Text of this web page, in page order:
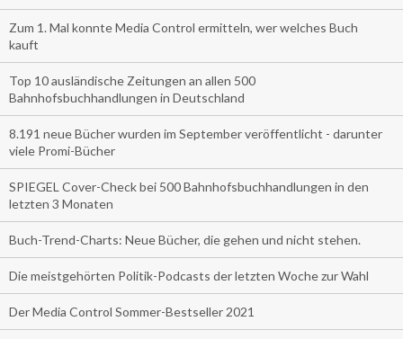
Zum 1. Mal konnte Media Control ermitteln, wer welches Buch
kauft
Top 10 ausländische Zeitungen an allen 500
Bahnhofsbuchhandlungen in Deutschland
8.191 neue Bücher wurden im September veröffentlicht - darunter
viele Promi-Bücher
SPIEGEL Cover-Check bei 500 Bahnhofsbuchhandlungen in den
letzten 3 Monaten
Buch-Trend-Charts: Neue Bücher, die gehen und nicht stehen.
Die meistgehörten Politik-Podcasts der letzten Woche zur Wahl
Der Media Control Sommer-Bestseller 2021